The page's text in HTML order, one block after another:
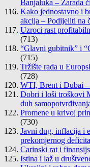
Banjaluka – Zarada
Kako jednostavno i
akcija – Podijeliti na
Uzroci rast
(713)
“Glavni gubitnik” i
(715)
Tržište rada u
(728)
WTI, Brent i Dubai
Dobri i loši troškovi
duh
Promene u krivoj
(730)
Javni dug, inflacija i
prekomjernog deficita
Carinski rat i
Istina i laž u